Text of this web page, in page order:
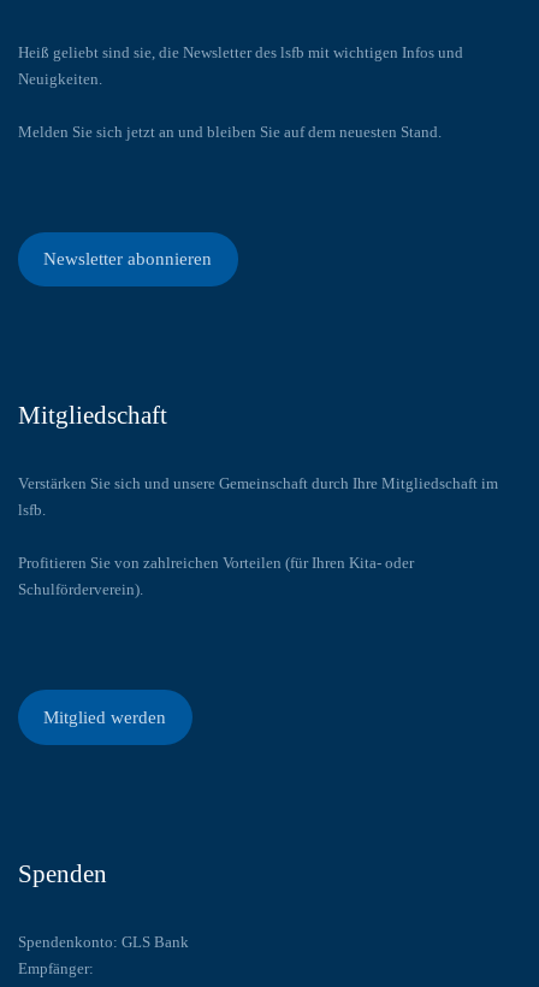
Heiß geliebt sind sie, die Newsletter des lsfb mit wichtigen Infos und
Neuigkeiten.
Melden Sie sich jetzt an und bleiben Sie auf dem neuesten Stand.
Newsletter abonnieren
Mitgliedschaft
Verstärken Sie sich und unsere Gemeinschaft durch Ihre Mitgliedschaft im
lsfb.
Profitieren Sie von zahlreichen Vorteilen (für Ihren Kita- oder
Schulförderverein).
Mitglied werden
Spenden
Spendenkonto: GLS Bank
Empfänger: